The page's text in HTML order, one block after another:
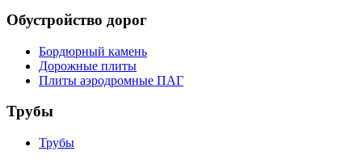
Обустройство дорог
Бордюрный камень
Дорожные плиты
Плиты аэродромные ПАГ
Трубы
Трубы